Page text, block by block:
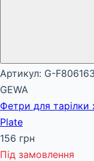
Артикул: G-F806163
GEWA
Фетри для
Plate
156 грн
Під замовлення